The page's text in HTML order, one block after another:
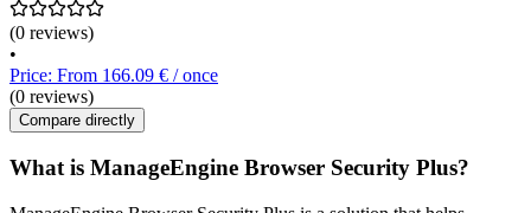
(0 reviews)
•
Price: From 166.09 € / once
(0 reviews)
Compare directly
What is ManageEngine Browser Security Plus?